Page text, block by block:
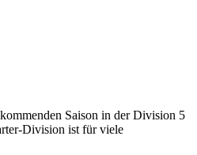
Saison in der Division 5
Division ist für viele